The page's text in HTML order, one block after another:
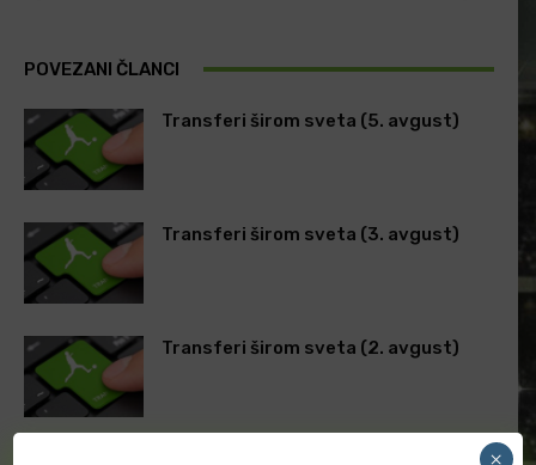
POVEZANI ČLANCI
Transferi širom sveta (5. avgust)
Transferi širom sveta (3. avgust)
Transferi širom sveta (2. avgust)
×